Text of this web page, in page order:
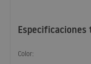
Especificaciones
Color: